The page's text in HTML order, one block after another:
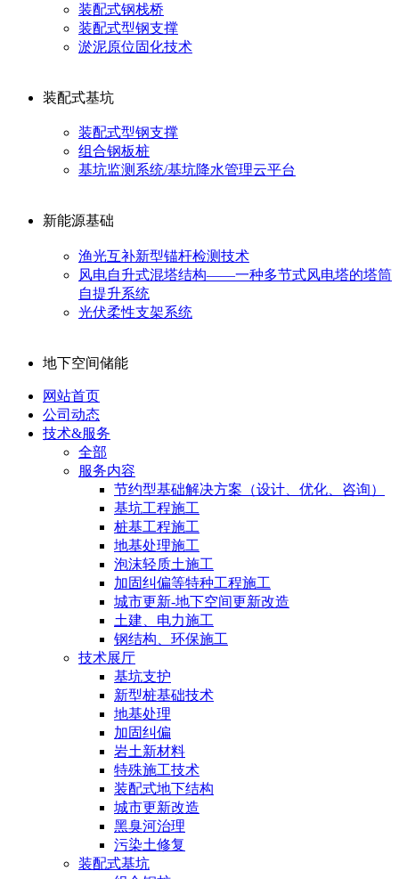
装配式钢栈桥
装配式型钢支撑
淤泥原位固化技术
装配式基坑
装配式型钢支撑
组合钢板桩
基坑监测系统/基坑降水管理云平台
新能源基础
渔光互补新型锚杆检测技术
风电自升式混塔结构——一种多节式风电塔的塔筒
自提升系统
光伏柔性支架系统
地下空间储能
网站首页
公司动态
技术&服务
全部
服务内容
节约型基础解决方案（设计、优化、咨询）
基坑工程施工
桩基工程施工
地基处理施工
泡沫轻质土施工
加固纠偏等特种工程施工
城市更新-地下空间更新改造
土建、电力施工
钢结构、环保施工
技术展厅
基坑支护
新型桩基础技术
地基处理
加固纠偏
岩土新材料
特殊施工技术
装配式地下结构
城市更新改造
黑臭河治理
污染土修复
装配式基坑